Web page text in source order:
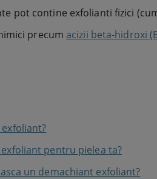
pot contine exfolianti fizici
precum acizii beta-hidroxi
pentru pielea ta?
un demachiant exfoliant?